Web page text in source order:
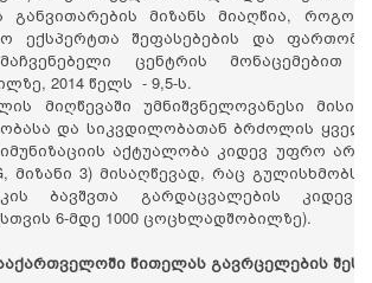
განვითარების მიზანს მიაღწია,
ექსპერტთა შეფასებების და
ცენტრის
2014 წელს - 9,5-ს.
მიღწევაში უმნიშვნელოვანესი მისია
და სიკვდილობათან ბრძოლის
აქტუალობა კიდევ უფრო
მიზანი 3) მისაღწევად, რაც
ბავშვთა გარდაცვალების
6-მდე 1000 ცოცხლადშობილზე).
წითელას გავრცელების